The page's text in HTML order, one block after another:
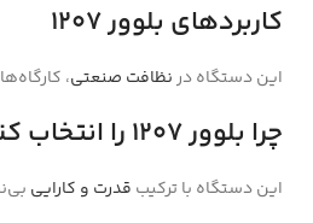
کاربردهای بلوور 1207
این دستگاه درنظافت صنعتی،
چرا بلوور 1207 را انتخاب کنیم؟
این دستگاه با ترکیب قدرت و کارایی